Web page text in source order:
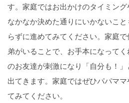
す。家庭ではお出かけのタイミン
なかなか決めた通りにいかないこ
らずに進めてみてください。家庭
弟がいることで、お手本になって
のお友達が刺激になり「自分も！
出てきます。家庭ではぜひパパマ
てみてください。